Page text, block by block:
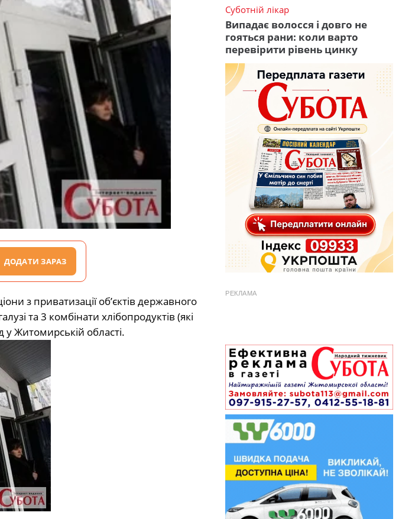
ДОДАТИ ЗАРАЗ
з приватизації об’єктів державного
та 3 комбінати хлібопродуктів (які
у Житомирській області.
Суботній лікар
Випадає волосся і довго не
гояться рани: коли варто
перевірити рівень цинку
РЕКЛАМА